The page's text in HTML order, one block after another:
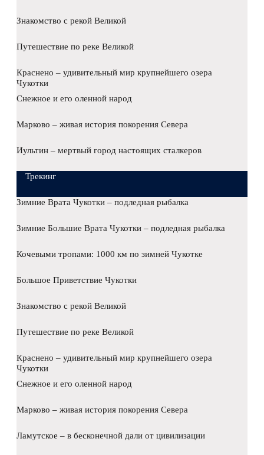
Знакомство с рекой Великой
Путешествие по реке Великой
Краснено – удивительный мир крупнейшего озера
Чукотки
Снежное и его оленной народ
Марково – живая история покорения Севера
Иультин – мертвый город настоящих сталкеров
Трекинг
Зимние Врата Чукотки – подледная рыбалка
Зимние Большие Врата Чукотки – подледная рыбалка
Кочевыми тропами: 1000 км по зимней Чукотке
Большое Приветствие Чукотки
Знакомство с рекой Великой
Путешествие по реке Великой
Краснено – удивительный мир крупнейшего озера
Чукотки
Снежное и его оленной народ
Марково – живая история покорения Севера
Ламутское – в бесконечной дали от цивилизации